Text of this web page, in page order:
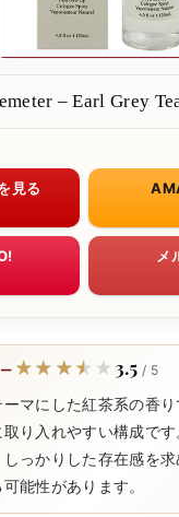
– Earl Grey
見る
メ
★★★★★
★★★★★ 3.5 / 5
マにした紅茶系の香
り入れやすい構成で
っかりした存在感を
能性があります。